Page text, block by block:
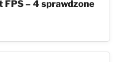
FPS – 4 sprawdzone